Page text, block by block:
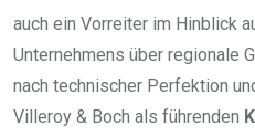
auch ein Vorreiter im Hinblick
Unternehmens über regionale
nach technischer Perfektion
Villeroy & Boch als führenden